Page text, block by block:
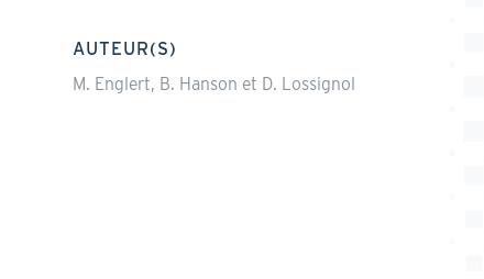
AUTEUR(S)
M. Englert, B. Hanson et D. Lossignol